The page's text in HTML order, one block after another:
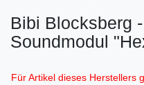
Bibi Blocksberg
Soundmodul
Für Artikel dieses Herstellers